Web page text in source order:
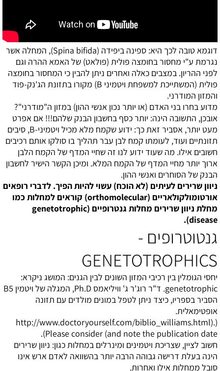
דוגמא טובה לכך היא: ספינה ביפידה (Spina bifida), המחלה אשר
נגרמת ע"י מחסור בחומצה פולית (פולאט) של האמא ההרה וגם
לפני ההריון. במצבים כאלה ואחרים ניתן להבין כי המחסור בחומצה
פולית (המשתייכת למשפחת ויטמיני B) מקורו בתזונת הג'נק-פוד
והמזון המודרני.
מדוע בחרו בני האדם (או יותר נכון אנשי ההון) במזון ה"מודרני"?
אובכן, התשובה הינה: יותר כסף בחשבון הבנק שלהם!!! אם אפרט
מעט יותר, אסביר זאת כך: ידוע שקמח מלא מכיל ויטמיני-B, סיבים
תזונתיים ועוד, לעומתו קמח לבן עבר תהליך בו סולקו אותם רכיבים
חשובים אילו. מה שעוד ידוע לנו זה שחיי המדף של הקמח הלבן
ארוך יותר מחיי המדף של הקמח המלא. ומיכן הקשר הישיר לחשבון
הבנק של הסוחרים ואנשי ההון.
ניוון שרירים לעיתים (לא הוכח) עשוי להיות הפיך. לדברי רופאים
אורטומולקולאריים (orthomolecular) קוראים למחלות כמו
מחלת ניוון שרירים מחלות גנטרופיים (genetotrophic
disease
).
גנטוטרופים -
GENETOTROPHICS
יחסי הגומלין בין רכיבי המזון השונים לבין הגנים: המושג ניקרא:
genetotrophic. ד"ר רוג'ר ג' וויליאמס Ph.D, המגלה של ויטמין B5
הסביר בספריו, כיצד ניתן לטפל במונים מולדים עם תזונה
אופטימאלית.
(
http://www.doctoryourself.com/biblio_williams.html).
Please consider (and note the publication date
).
חשוב לציין, שצריכת ויטמינים ומינרלים במחלות כגון: ניוון שרירים
הינה בעלת דרישה גבוהה הרבה יותר בהשוואה לאדם ארש אינו
סובל ממחלות אילו ואחרות.